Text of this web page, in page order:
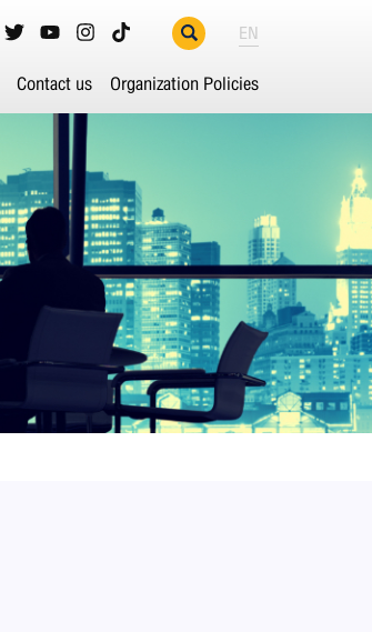
EN
Contact us Organization Policies